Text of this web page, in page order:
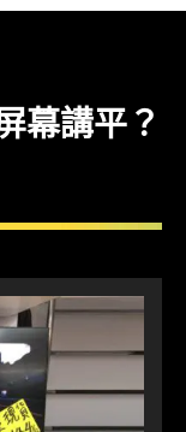
幕講平？